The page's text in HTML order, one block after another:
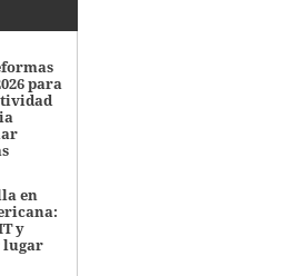
para
en
y
lugar